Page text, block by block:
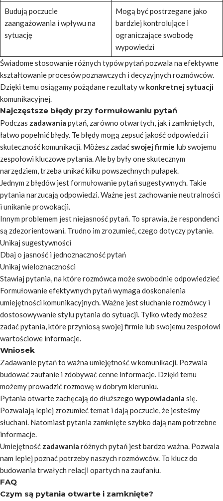
Budują poczucie
zaangażowania i wpływu na
sytuację
Mogą być postrzegane jako
bardziej kontrolujące i
ograniczające swobodę
wypowiedzi
Świadome stosowanie różnych typów pytań pozwala na efektywne
kształtowanie procesów poznawczych i decyzyjnych rozmówców.
Dzięki temu osiągamy pożądane rezultaty wkonkretnej sytuacji
komunikacyjnej.
Najczęstsze błędy przy formułowaniu pytań
Podczas zadawania pytań, zarówno otwartych, jak i zamkniętych,
łatwo popełnić błędy. Te błędy mogą zepsuć jakość odpowiedzi i
skuteczność komunikacji. Möżesz zadać swojej firmie lub swojemu
zespołowi kluczowe pytania. Ale by były oneskutecznym
narzędziem, trzeba unikać kilku powszechnych pułapek.
Jednym z błędów jest formułowanie pytań sugestywnych. Takie
pytania narzucają odpowiedzi. Ważne jest zachowanie neutralności
i unikanie prowokacji.
Innym problemem jest niejasność pytań. To sprawia, że respondenci
są zdezorientowani. Trudno im zrozumieć, czego dotyczy pytanie.
Unikaj sugestywności
Dbaj o jasność i jednoznaczność pytań
Unikaj wieloznaczności
Stawiaj pytania, na które rozmówca może swobodnie odpowiedzieć
Formułowanie efektywnych pytań wymaga doskonalenia
umiejętności komunikacyjnych. Ważne jest słuchanie rozmówcy i
dostosowywanie stylu pytania do sytuacji. Tylko wtedymożesz
zadaćpytania, które przyniosą swojej firmie lub swojemu zespołowi
wartościowe informacje.
Wniosek
Zadawanie pytań to ważna umiejętność w komunikacji. Pozwala
budować zaufanie i zdobywać cenne informacje. Dzięki temu
możemy prowadzić rozmowę w dobrym kierunku.
Pytania otwarte zachęcają do dłuższego wypowiadania się.
Pozwalają lepiej zrozumieć temat i dają poczucie, że jesteśmy
słuchani. Natomiast pytania zamknięte szybko dają nam potrzebne
informacje.
Umiejętność zadawania różnych pytań jest bardzo ważna. Pozwala
nam lepiej poznać potrzeby naszych rozmówców. To klucz do
budowania trwałych relacji opartych na zaufaniu.
FAQ
Czym są pytania otwarte i zamknięte?